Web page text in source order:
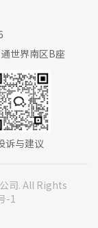
世界南区B座
诉与建议
司. All Rights
-1